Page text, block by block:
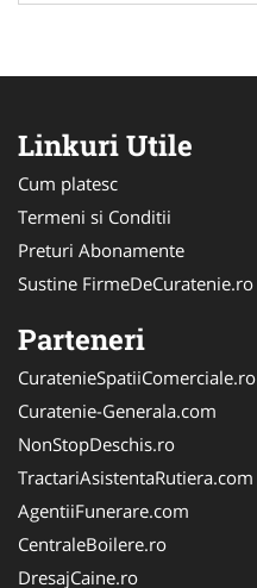
Linkuri Utile
Cum platesc
Termeni si Conditii
Preturi Abonamente
Sustine FirmeDeCuratenie.ro
Parteneri
CuratenieSpatiiComerciale.ro
Curatenie-Generala.com
NonStopDeschis.ro
TractariAsistentaRutiera.com
AgentiiFunerare.com
CentraleBoilere.ro
DresajCaine.ro